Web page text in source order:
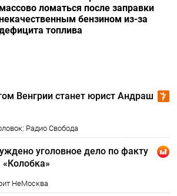
массово ломаться после заправки
бензином из-за
топлива